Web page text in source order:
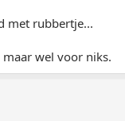
met rubbertje...
wel voor niks.